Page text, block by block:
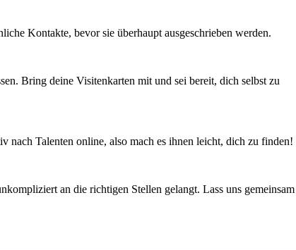
Kontakte, bevor sie überhaupt ausgeschrieben werden.
Bring deine Visitenkarten mit und sei bereit, dich selbst zu
nach Talenten online, also mach es ihnen leicht, dich zu finden!
an die richtigen Stellen gelangt. Lass uns gemeinsam